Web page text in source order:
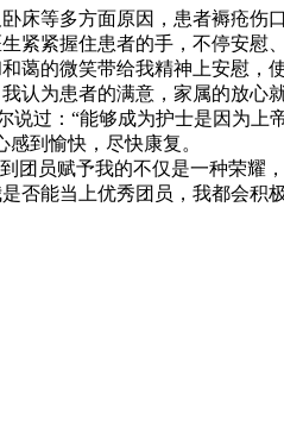
床等多方面原因，患者褥疮伤
紧紧握住患者的手，不停安
的微笑带给我精神上安慰，
为患者的满意，家属的放心
过：“能够成为护士是因为上
到愉快，尽快康复。
员赋予我的不仅是一种荣耀
能当上优秀团员，我都会积